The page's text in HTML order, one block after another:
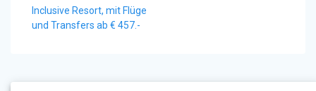
Inclusive Resort, mit Flüge
und Transfers ab € 457.-